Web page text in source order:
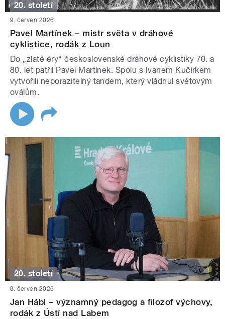
20. století
9. červen 2026
Pavel Martínek – mistr světa v dráhové
cyklistice, rodák z Loun
Do „zlaté éry“ československé dráhové cyklistiky 70. a
80. let patřil Pavel Martínek. Spolu s Ivanem Kučírkem
vytvořili neporazitelný tandem, který vládnul světovým
oválům.
20. století
8. červen 2026
Jan Hábl – významný pedagog a filozof výchovy,
rodák z Ústí nad Labem